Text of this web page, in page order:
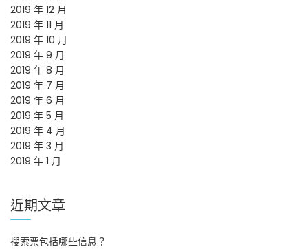
2019 年 12 月
2019 年 11 月
2019 年 10 月
2019 年 9 月
2019 年 8 月
2019 年 7 月
2019 年 6 月
2019 年 5 月
2019 年 4 月
2019 年 3 月
2019 年 1 月
近期文章
搜索票包括哪些信息？